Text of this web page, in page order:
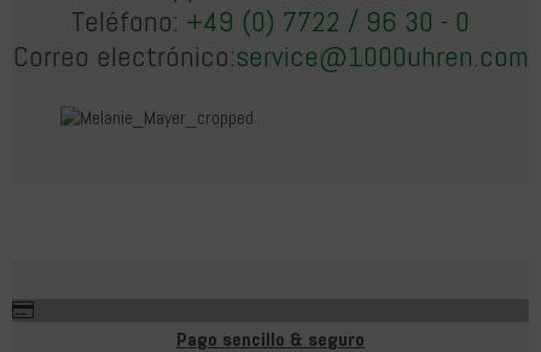
Teléfono: +49 (0) 7722 / 96 30 - 0
Correo electrónico:service@1000uhren.com
Pago sencillo & seguro